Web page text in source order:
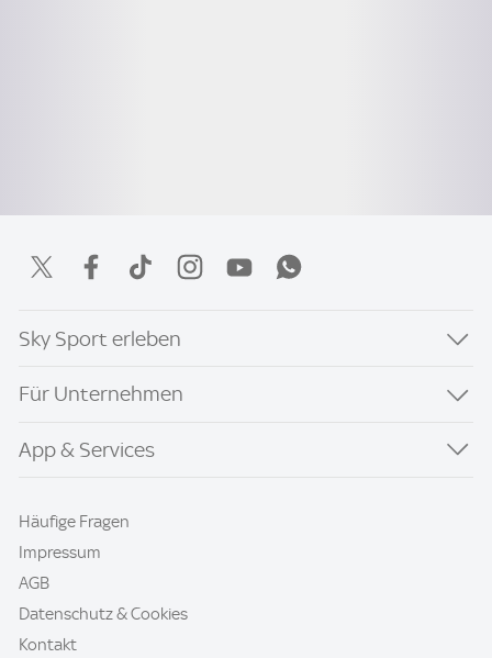
Sky Sport erleben
Für Unternehmen
App & Services
Häufige Fragen
Impressum
AGB
Datenschutz & Cookies
Kontakt